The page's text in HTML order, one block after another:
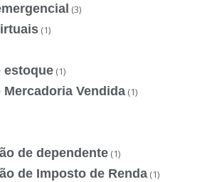
(3)
(1)
estoque (1)
Mercadoria Vendida (1)
de dependente (1)
de Imposto de Renda (1)